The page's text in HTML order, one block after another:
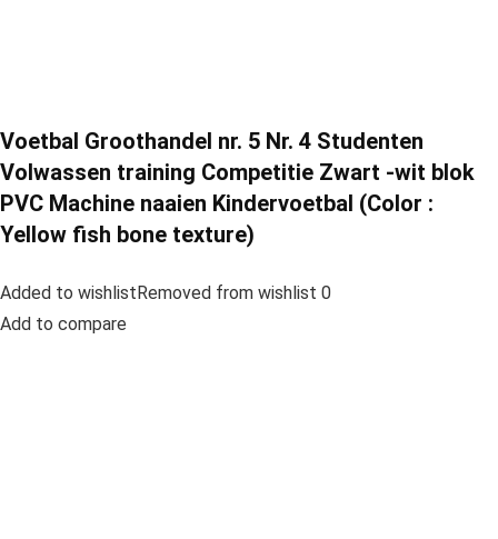
Voetbal Groothandel nr. 5 Nr. 4 Studenten
Volwassen training Competitie Zwart -wit blok
PVC Machine naaien Kindervoetbal (Color :
Yellow fish bone texture)
Added to wishlistRemoved from wishlist 0
Add to compare